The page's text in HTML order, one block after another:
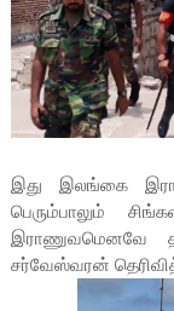
இது இலங்கை
பெரும்பாலும்
இராணுவமெனவே
சர்வேஸ்வரன்